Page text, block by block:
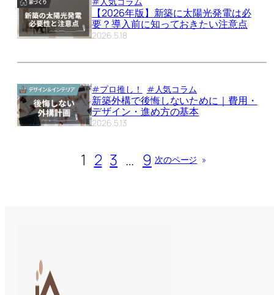
【2026年版】新築に太陽光発電は必
要？導入前に知っておきたい注意点
2026.5.18
#プロ推し！ #人気コラム
新築外構で後悔しないために｜費用・
デザイン・進め方の基本
2026.5.13
1 2 3 … 9 次のページ »